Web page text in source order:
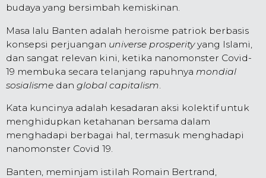
budaya yang bersimbah kemiskinan.
Masa lalu Banten adalah heroisme patriok berbasis
konsepsi perjuangan universe prosperityyang Islami,
dan sangat relevan kini, ketika nanomonster Covid-
19 membuka secara telanjang rapuhnya mondial
sosialisme dan global capitalism
Kata kuncinya adalah kesadaran aksi kolektif untuk
menghidupkan ketahanan bersama dalam
menghadapi berbagai hal, termasuk menghadapi
nanomonster Covid 19.
Banten, meminjam istilah Romain Bertrand,